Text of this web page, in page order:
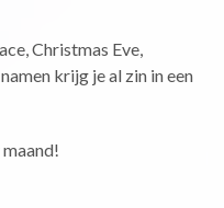
Christmas Eve,
krijg je al zin in een